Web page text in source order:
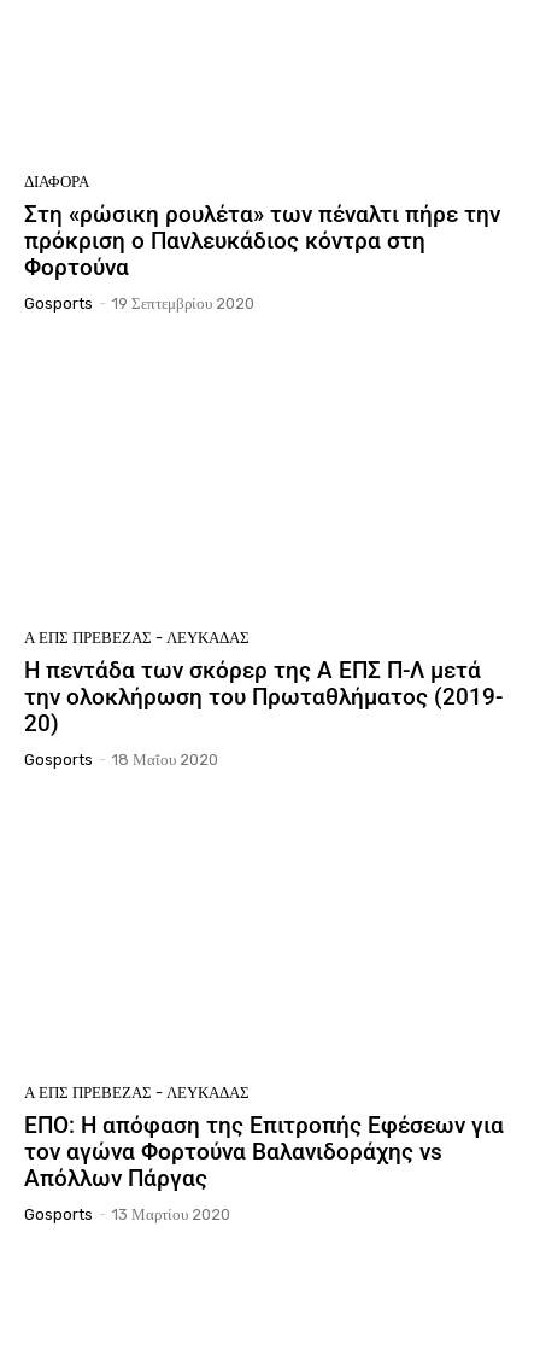
ΔΙΆΦΟΡΑ
Στη «ρώσικη ρουλέτα» των πέναλτι πήρε την
πρόκριση ο Πανλευκάδιος κόντρα στη
Φορτούνα
Gosports - 19 Σεπτεμβρίου 2020
Ά ΕΠΣ ΠΡΈΒΕΖΑΣ - ΛΕΥΚΆΔΑΣ
Η πεντάδα των σκόρερ της Α ΕΠΣ Π-Λ μετά
την ολοκλήρωση του Πρωταθλήματος (2019-
20)
Gosports - 18 Μαΐου 2020
Ά ΕΠΣ ΠΡΈΒΕΖΑΣ - ΛΕΥΚΆΔΑΣ
ΕΠΟ: Η απόφαση της Επιτροπής Εφέσεων για
τον αγώνα Φορτούνα Βαλανιδοράχης vs
Απόλλων Πάργας
Gosports - 13 Μαρτίου 2020